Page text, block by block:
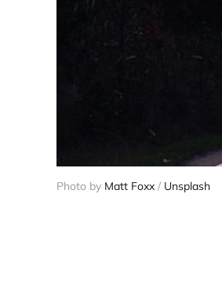
Photo by Matt Foxx / Unsplash